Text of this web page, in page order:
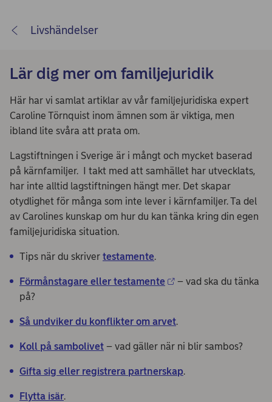
Livshändelser
Lär dig mer om familjejuridik
Här har vi samlat artiklar av vår familjejuridiska expert
Caroline Törnquist inom ämnen som är viktiga, men
ibland lite svåra att prata om.
Lagstiftningen i Sverige är i mångt och mycket baserad
på kärnfamiljer. I takt med att samhället har utvecklats,
har inte alltid lagstiftningen hängt mer. Det skapar
otydlighet för många som inte lever i kärnfamiljer. Ta del
av Carolines kunskap om hur du kan tänka kring din egen
familjejuridiska situation.
Tips när du skriver testamente.
Förmånstagare eller testamente
– vad ska du tänka
på?
Så undviker du konflikter om arvet.
Koll på sambolivet – vad gäller när ni blir sambos?
Gifta sig eller registrera partnerskap.
Flytta isär.